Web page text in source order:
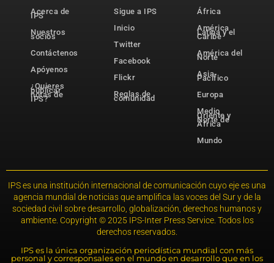
Acerca de
IPS
Nuestros
socios
Contáctenos
Apóyenos
¿Quieres
publicar
notas de
IPS?
Sigue a IPS
Inicio
Twitter
Facebook
Flickr
Reglas de
comunidad
África
América
Latina y el
Caribe
América del
Norte
Asia-
Pacífico
Europa
Medio
Oriente y
Norte de
África
Mundo
IPS es una institución internacional de comunicación cuyo eje es una
agencia mundial de noticias que amplifica las voces del Sur y de la
sociedad civil sobre desarrollo, globalización, derechos humanos y
ambiente. Copyright © 2025 IPS-Inter Press Service. Todos los
derechos reservados.
IPS es la única organización periodística mundial con más
personal y corresponsales en el mundo en desarrollo que en los